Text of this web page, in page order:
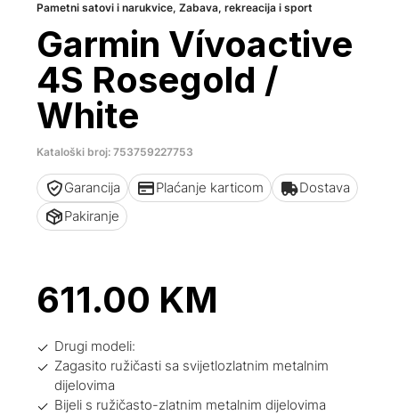
Pametni satovi i narukvice,Zabava, rekreacija i sport
Garmin Vívoactive
4S Rosegold /
White
Kataloški broj: 753759227753
Garancija Plaćanje karticom
Dostava
Pakiranje
611.00 KM
Drugi modeli:
Zagasito ružičasti sa svijetlozlatnim metalnim
dijelovima
Bijeli s ružičasto-zlatnim metalnim dijelovima